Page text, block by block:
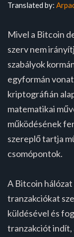
Translated by:
Mivel a Bitcoin
szerv nem
szabályok
egyformán
kriptográfián
matematikai
működésének
szereplő tartja
csomópontok.
A Bitcoin
tranzakciókat
küldésével és
tranzakciót indít,